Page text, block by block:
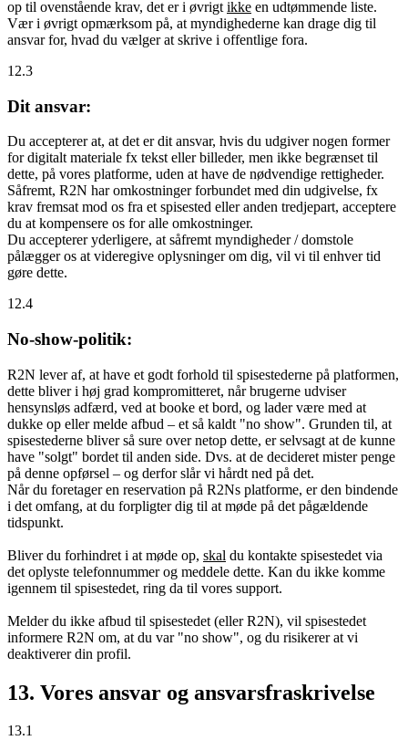
op til ovenstående krav, det er i øvrigt ikke en udtømmende liste.
Vær i øvrigt opmærksom på, at myndighederne kan drage dig til
ansvar for, hvad du vælger at skrive i offentlige fora.
12.3
Dit ansvar:
Du accepterer at, at det er dit ansvar, hvis du udgiver nogen former
for digitalt materiale fx tekst eller billeder, men ikke begrænset til
dette, på vores platforme, uden at have de nødvendige rettigheder.
Såfremt, R2N har omkostninger forbundet med din udgivelse, fx
krav fremsat mod os fra et spisested eller anden tredjepart, acceptere
du at kompensere os for alle omkostninger.
Du accepterer yderligere, at såfremt myndigheder / domstole
pålægger os at videregive oplysninger om dig, vil vi til enhver tid
gøre dette.
12.4
No-show-politik:
R2N lever af, at have et godt forhold til spisestederne på platformen,
dette bliver i høj grad kompromitteret, når brugerne udviser
hensynsløs adfærd, ved at booke et bord, og lader være med at
dukke op eller melde afbud – et så kaldt "no show". Grunden til, at
spisestederne bliver så sure over netop dette, er selvsagt at de kunne
have "solgt" bordet til anden side. Dvs. at de decideret mister penge
på denne opførsel – og derfor slår vi hårdt ned på det.
Når du foretager en reservation på R2Ns platforme, er den bindende
i det omfang, at du forpligter dig til at møde på det pågældende
tidspunkt.
Bliver du forhindret i at møde op, skal du kontakte spisestedet via
det oplyste telefonnummer og meddele dette. Kan du ikke komme
igennem til spisestedet, ring da til vores support.
Melder du ikke afbud til spisestedet (eller R2N), vil spisestedet
informere R2N om, at du var "no show", og du risikerer at vi
deaktiverer din profil.
13. Vores ansvar og ansvarsfraskrivelse
13.1